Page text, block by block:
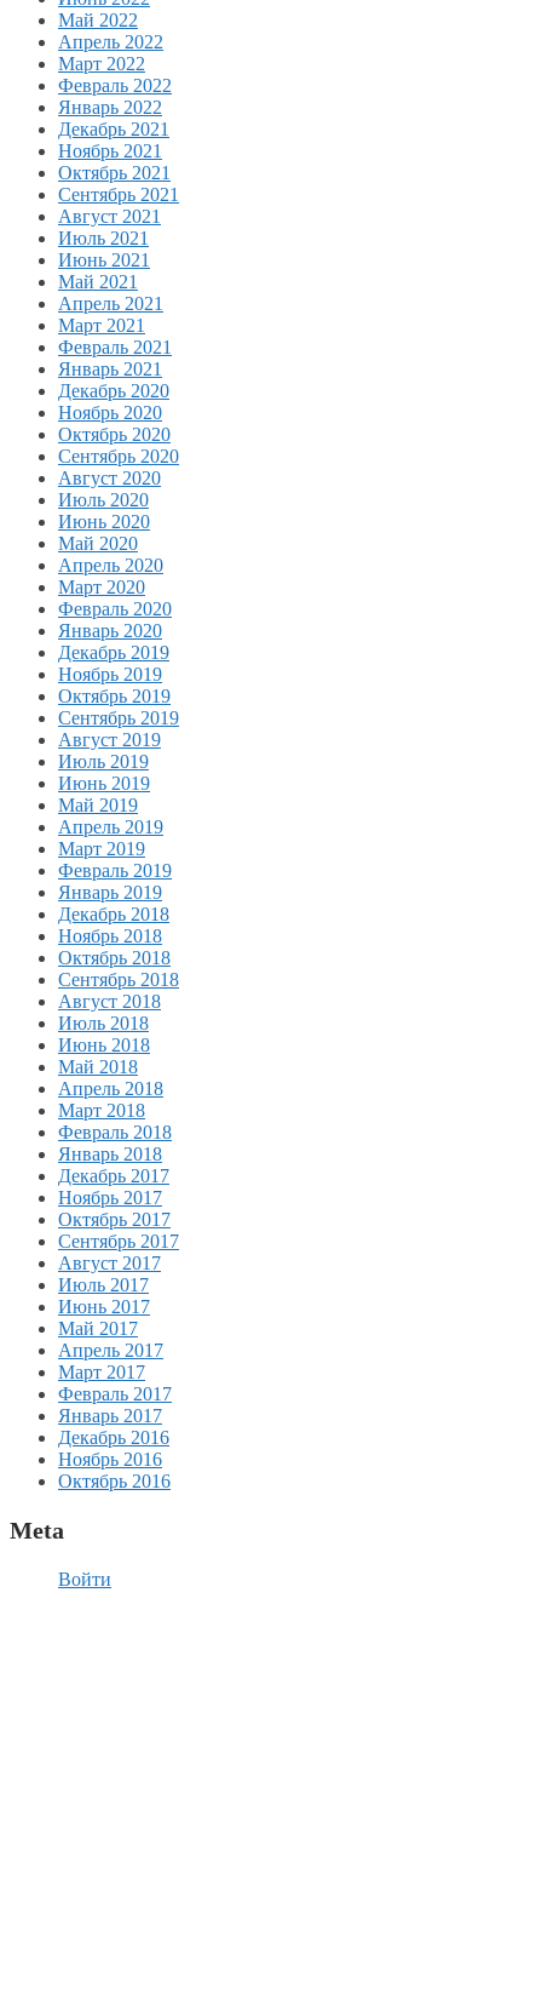
Май 2022
Апрель 2022
Март 2022
Февраль 2022
Январь 2022
Декабрь 2021
Ноябрь 2021
Октябрь 2021
Сентябрь 2021
Август 2021
Июль 2021
Июнь 2021
Май 2021
Апрель 2021
Март 2021
Февраль 2021
Январь 2021
Декабрь 2020
Ноябрь 2020
Октябрь 2020
Сентябрь 2020
Август 2020
Июль 2020
Июнь 2020
Май 2020
Апрель 2020
Март 2020
Февраль 2020
Январь 2020
Декабрь 2019
Ноябрь 2019
Октябрь 2019
Сентябрь 2019
Август 2019
Июль 2019
Июнь 2019
Май 2019
Апрель 2019
Март 2019
Февраль 2019
Январь 2019
Декабрь 2018
Ноябрь 2018
Октябрь 2018
Сентябрь 2018
Август 2018
Июль 2018
Июнь 2018
Май 2018
Апрель 2018
Март 2018
Февраль 2018
Январь 2018
Декабрь 2017
Ноябрь 2017
Октябрь 2017
Сентябрь 2017
Август 2017
Июль 2017
Июнь 2017
Май 2017
Апрель 2017
Март 2017
Февраль 2017
Январь 2017
Декабрь 2016
Ноябрь 2016
Октябрь 2016
Meta
Войти